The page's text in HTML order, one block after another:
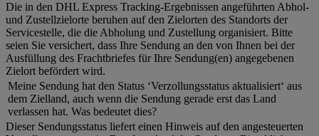
Die in den DHL Express Tracking-Ergebnissen angeführten Abhol-
und Zustellzielorte beruhen auf den Zielorten des Standorts der
Servicestelle, die die Abholung und Zustellung organisiert. Bitte
seien Sie versichert, dass Ihre Sendung an den von Ihnen bei der
Ausfüllung des Frachtbriefes für Ihre Sendung(en) angegebenen
Zielort befördert wird.
Meine Sendung hat den Status ‘Verzollungsstatus aktualisiert‘ aus
dem Zielland, auch wenn die Sendung gerade erst das Land
verlassen hat. Was bedeutet dies?
Dieser Sendungsstatus liefert einen Hinweis auf den angesteuerten